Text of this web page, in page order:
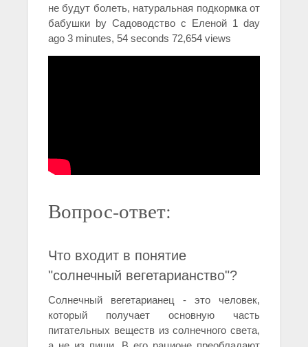
не будут болеть, натуральная подкормка от
бабушки by Садоводство с Еленой 1 day
ago 3 minutes, 54 seconds 72,654 views
Вопрос-ответ:
Что входит в понятие
"солнечный вегетарианство"?
Солнечный вегетарианец - это человек,
который получает основную часть
питательных веществ из солнечного света,